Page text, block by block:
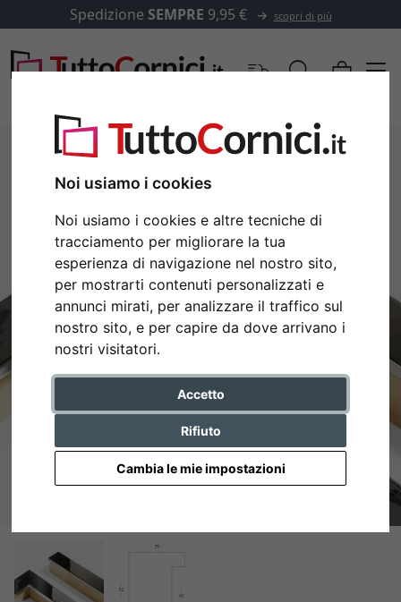
Noi usiamo i cookies
Noi usiamo i cookies e altre tecniche di
tracciamento per migliorare la tua
esperienza di navigazione nel nostro sito,
per mostrarti contenuti personalizzati e
annunci mirati, per analizzare il traffico sul
nostro sito, e per capire da dove arrivano i
nostri visitatori.
Accetto
Rifiuto
Cambia le mie impostazioni
Spedizione SEMPRE 9,95 € scopri di più
Indietro